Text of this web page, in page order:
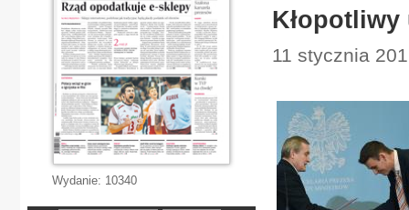
11 stycznia
Wydanie: 10340